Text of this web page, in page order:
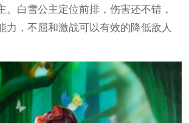
。白雪公主定位前排，伤害还不错，
力，不屈和激战可以有效的降低敌人